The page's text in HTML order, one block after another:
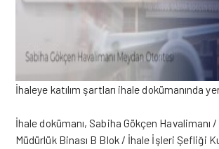
İhaleye katılım şartları ihale dokümanında
İhale dokümanı, Sabiha Gökçen Havalimanı
Müdürlük Binası B Blok / İhale İşleri Şefliği